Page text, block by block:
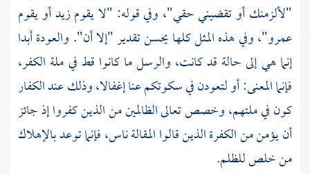
"لألزمنك أو تقضيني حقي"، وفي قوله: "لا يقوم زيد أو يقوم
عمرو"، وفي هذه المثل كلها يحسن تقدير "إلا أن". والعودة أبدا
إنما هي إلى حالة قد كانت، والرسل ما كانوا قط في ملة الكفر،
فإنما المعنى: أو لتعودن في سكوتكم عنا إغفالا، وذلك عند الكفار
كون في ملتهم، وخصص تعالى الظالمين من الذين كفروا إذ جائز
أن يؤمن من الكفرة الذين قالوا المقالة ناس، فإنما توعد بالإهلاك
من خلص للظلم.